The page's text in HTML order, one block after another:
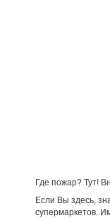
Где пожар? Тут!
Если Вы здесь,
супермаркетов.